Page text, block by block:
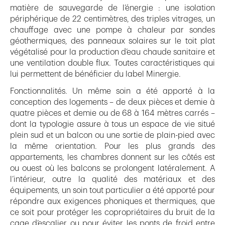
matière de sauvegarde de l’énergie : une isolation
périphérique de 22 centimètres, des triples vitrages, un
chauffage avec une pompe à chaleur par sondes
géothermiques, des panneaux solaires sur le toit plat
végétalisé pour la production d’eau chaude sanitaire et
une ventilation double flux. Toutes caractéristiques qui
lui permettent de bénéficier du label Minergie.
Fonctionnalités. Un même soin a été apporté à la
conception des logements – de deux pièces et demie à
quatre pièces et demie ou de 68 à 164 mètres carrés –
dont la typologie assure à tous un espace de vie situé
plein sud et un balcon ou une sortie de plain-pied avec
la même orientation. Pour les plus grands des
appartements, les chambres donnent sur les côtés est
ou ouest où les balcons se prolongent latéralement. A
l’intérieur, outre la qualité des matériaux et des
équipements, un soin tout particulier a été apporté pour
répondre aux exigences phoniques et thermiques, que
ce soit pour protéger les copropriétaires du bruit de la
cage d’escalier ou pour éviter les ponts de froid entre